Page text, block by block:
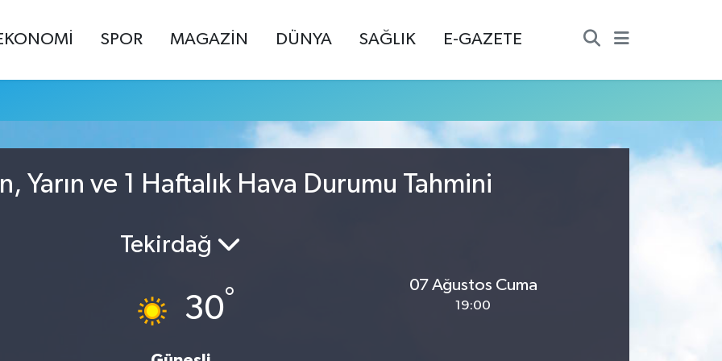
SPOR MAGAZİN DÜNYA SAĞLIK E-GAZETE
Yarın ve 1 Haftalık Hava Durumu Tahmini
Tekirdağ
30°
07 Ağustos Cuma
19:00